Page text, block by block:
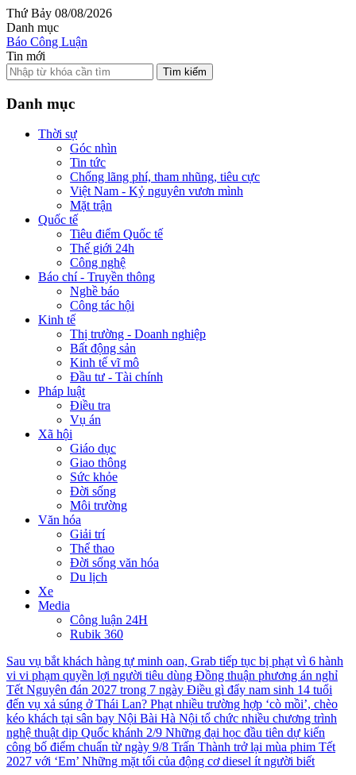
Thứ Bảy 08/08/2026
Danh mục
Báo Công Luận
Tin mới
Tìm kiếm
Danh mục
Thời sự
Góc nhìn
Tin tức
Chống lãng phí, tham nhũng, tiêu cực
Việt Nam - Kỷ nguyên vươn mình
Mặt trận
Quốc tế
Tiêu điểm Quốc tế
Thế giới 24h
Công nghệ
Báo chí - Truyền thông
Nghề báo
Công tác hội
Kinh tế
Thị trường - Doanh nghiệp
Bất động sản
Kinh tế vĩ mô
Đầu tư - Tài chính
Pháp luật
Điều tra
Vụ án
Xã hội
Giáo dục
Giao thông
Sức khỏe
Đời sống
Môi trường
Văn hóa
Giải trí
Thể thao
Đời sống văn hóa
Du lịch
Xe
Media
Công luận 24H
Rubik 360
Sau vụ bắt khách hàng tự minh oan, Grab tiếp tục bị phạt vì 6 hành
vi vi phạm quyền lợi người tiêu dùng Đồng thuận phương án nghỉ
Tết Nguyên đán 2027 trong 7 ngày Điều gì đẩy nam sinh 14 tuổi
đến vụ xả súng ở Thái Lan? Phạt nhiều trường hợp ‘cò mồi’, chèo
kéo khách tại sân bay Nội Bài Hà Nội tổ chức nhiều chương trình
nghệ thuật dịp Quốc khánh 2/9 Những đại học đầu tiên dự kiến
công bố điểm chuẩn từ ngày 9/8 Trấn Thành trở lại mùa phim Tết
2027 với ‘Em’ Những mặt tối của động cơ diesel ít người biết